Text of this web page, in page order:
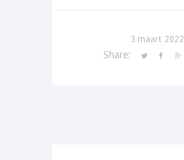
3 maart 2022
Share: